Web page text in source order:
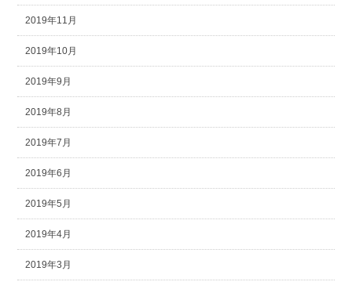
2019年11月
2019年10月
2019年9月
2019年8月
2019年7月
2019年6月
2019年5月
2019年4月
2019年3月